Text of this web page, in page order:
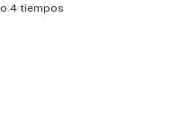
4 tiempos